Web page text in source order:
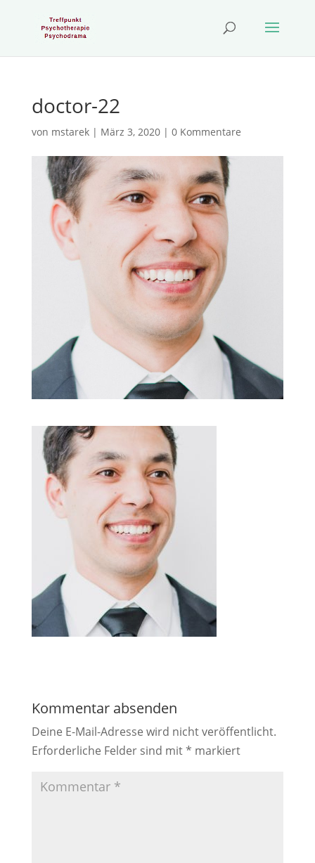
doctor-22
von mstarek| März 3, 2020| 0 Kommentare
Kommentar absenden
Deine E-Mail-Adresse wird nicht veröffentlicht.
Erforderliche Felder sind mit* markiert